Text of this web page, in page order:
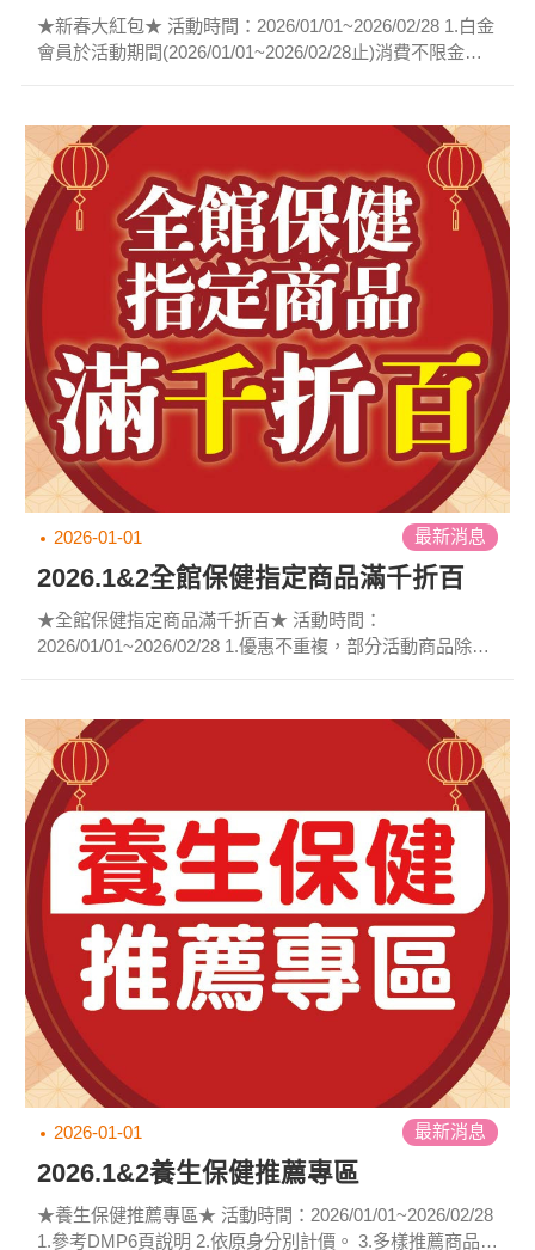
★新春大紅包★ 活動時間：2026/01/01~2026/02/28 1.白金
會員於活動期間(2026/01/01~2026/02/28止)消費不限金
每月折價金限當月使用完畢，逾期當月折價金歸零，不可
累積使用。 4.依原身份別計價，每位白金會員限贈送一次
新春大紅包，優惠不重複，不可與其他折價卷合併使用。
※本月活動詳細方案，請洽各門市人員。 ...
2026-01-01 最新消息
2026.1&2全館保健指定商品滿千折百
★全館保健指定商品滿千折百★ 活動時間：
2026/01/01~2026/02/28 1.優惠不重複，部分活動商品除
員。 ※以上活動札幌門市均不參與。 ※本公司保有活動修
正、暫停、終止及最終解釋活動之權利。...
2026-01-01 最新消息
2026.1&2養生保健推薦專區
★養生保健推薦專區★ 活動時間：2026/01/01~2026/02/28
1.參考DMP6頁說明 2.依原身分別計價。 3.多樣推薦商品歡